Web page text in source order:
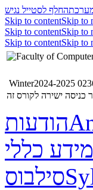
החלף לסטייל נגיש
Skip to contentSkip to
Skip to contentSkip to
Skip to contentSkip to
כניסה ישירה לקורס זה
הודעות
מידע כללי
סילבוס